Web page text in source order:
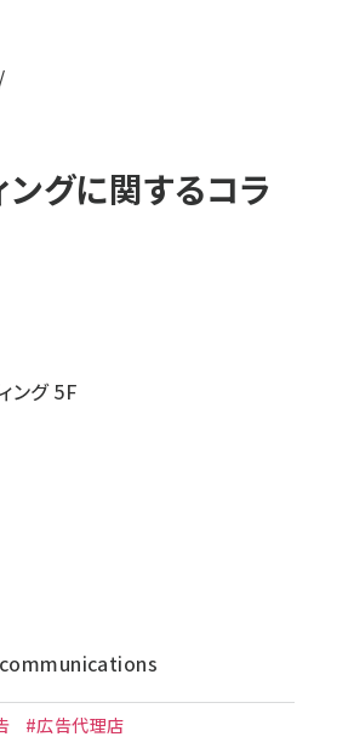
ングに関するコラ
ング 5F
#広告代理店